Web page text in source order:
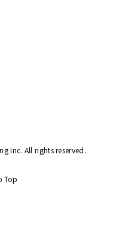
Inc. All rights reserved.
Top